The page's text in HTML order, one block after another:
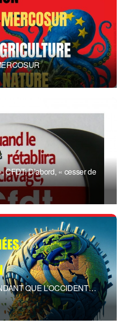
D’abord, « cesser de
QUE L’OCCIDENT…